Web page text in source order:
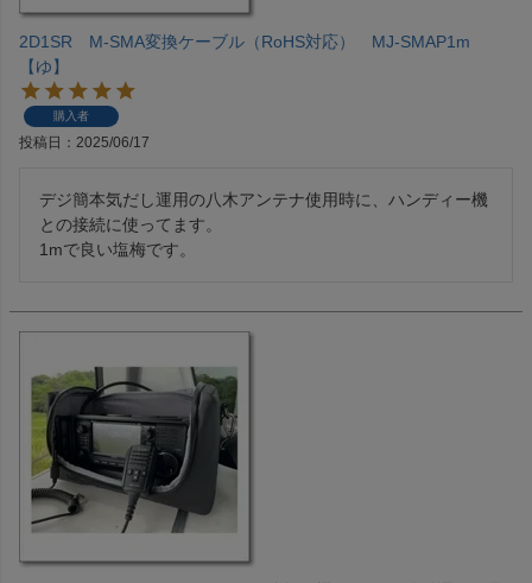
2D1SR M-SMA変換ケーブル（RoHS対応） MJ-SMAP1m
【ゆ】
購入者
投稿日 2025/06/17
デジ簡本気だし運用の八木アンテナ使用時に、ハンディー機
との接続に使ってます。
1mで良い塩梅です。